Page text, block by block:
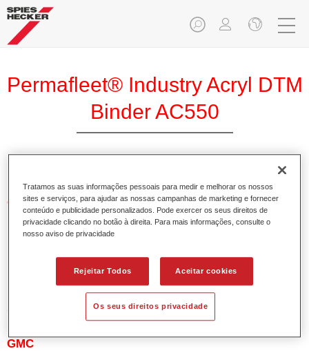
Permafleet® Industry Acryl DTM
Binder AC550
Características do produto
Not available
Referência do artigo
35005500
GMC
Tratamos as suas informações pessoais para medir e melhorar os nossos
sites e serviços, para ajudar as nossas campanhas de marketing e fornecer
conteúdo e publicidade personalizados. Pode exercer os seus direitos de
privacidade clicando no botão à direita. Para mais informações, consulte o
nosso aviso de privacidade
Rejeitar Todos Aceitar cookies
Os seus direitos privacidade